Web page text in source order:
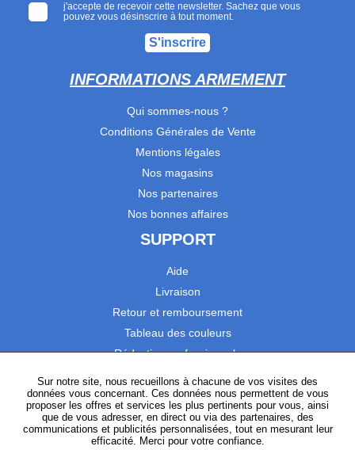
j'accepte de recevoir cette newsletter. Sachez que vous
pouvez vous désinscrire à tout moment.
S'inscrire
INFORMATIONS ARMEMENT
Qui sommes-nous ?
Conditions Générales de Vente
Mentions légales
Nos magasins
Nos partenaires
Nos bonnes affaires
SUPPORT
Aide
Livraison
Retour et remboursement
Tableau des couleurs
Réduction professionnels
Catalogues
Satisfaction Clients
SUIVEZ-NOUS
Sur notre site, nous recueillons à chacune de vos visites des
données vous concernant. Ces données nous permettent de vous
proposer les offres et services les plus pertinents pour vous, ainsi
que de vous adresser, en direct ou via des partenaires, des
communications et publicités personnalisées, tout en mesurant leur
efficacité. Merci pour votre confiance.